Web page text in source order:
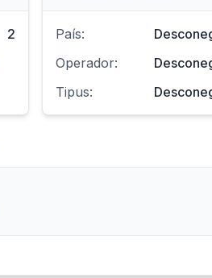
2
País:
Operador:
Tipus: